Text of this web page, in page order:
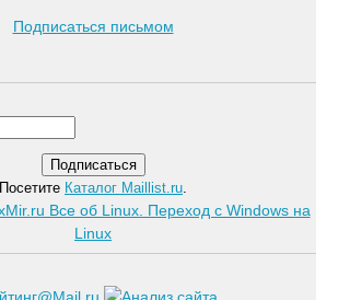
Подписаться письмом
Посетите Каталог Maillist.ru.